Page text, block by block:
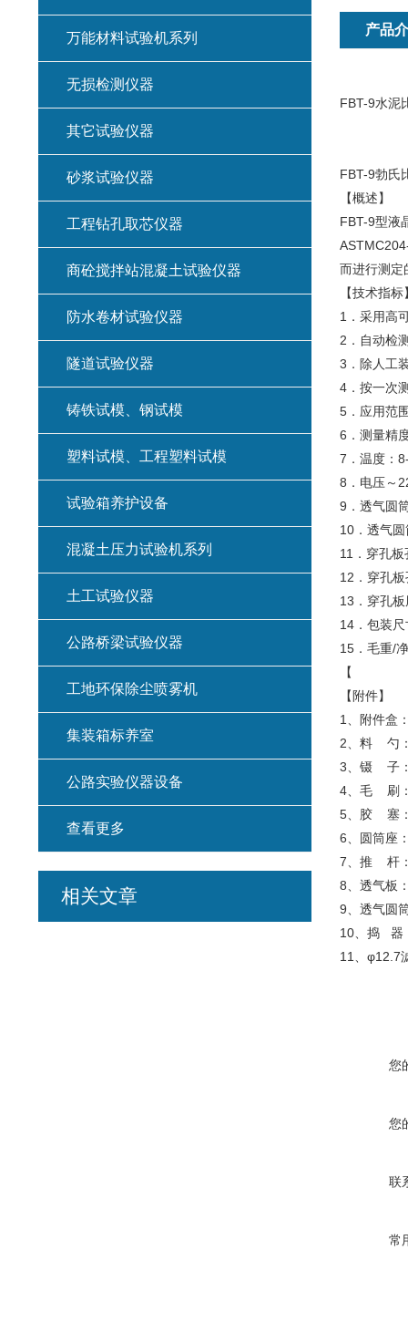
产品
FBT-9水泥
FBT-9勃氏
【概述】
FBT-9型液
而进行测定
【技术指标
1．采用高
2．自动检
3．除人工
4．按一次
5．应用范
6．测量精
7．温度：
8．电压～
9．透气圆
10．透气
11．穿孔
12．穿孔
13．穿孔
14．包装
15．毛重/
【
【附件】
1、附件盒
2、料 勺
3、镊 子
4、毛 刷
5、胶 塞
6、圆筒座
7、推 杆
8、透气板
9、透气圆
10、捣 器
11、φ12.7
您
您
联
常
万能材料试验机系列
无损检测仪器
其它试验仪器
砂浆试验仪器
工程钻孔取芯仪器
商砼搅拌站混凝土试验仪器
防水卷材试验仪器
隧道试验仪器
铸铁试模、钢试模
塑料试模、工程塑料试模
试验箱养护设备
混凝土压力试验机系列
土工试验仪器
公路桥梁试验仪器
工地环保除尘喷雾机
集装箱标养室
公路实验仪器设备
查看更多
相关文章